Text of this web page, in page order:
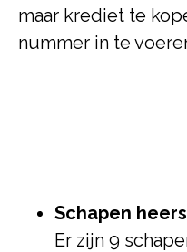
maar krediet te
nummer in te
Schapen
Er zijn 9